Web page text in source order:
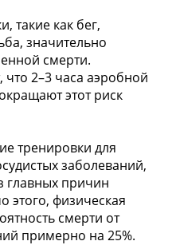
такие как бег,
значительно
смерти.
2–3 часа аэробной
этот риск
тренировки для
заболеваний,
главных причин
этого, физическая
смерти от
примерно на 25%.